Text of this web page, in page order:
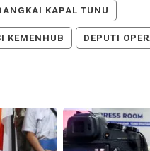
KAPAL TUNU
KEMENHUB DEPUTI